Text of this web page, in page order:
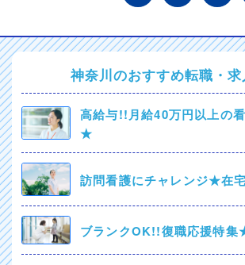
神奈川のおすすめ転職・求
高給与!!月給40万円以上の
★
訪問看護にチャレンジ★在
ブランクOK!!復職応援特